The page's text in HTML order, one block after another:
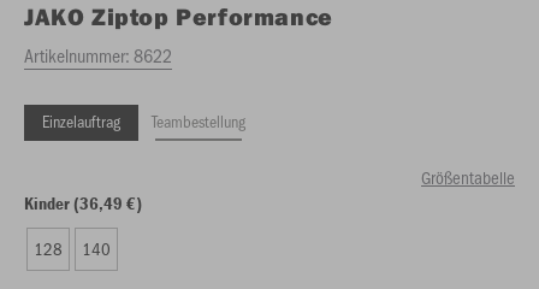
JAKO Ziptop Performance
Artikelnummer:8622
Einzelauftrag Teambestellung
Größentabelle
Kinder (36,49 €)
128 140